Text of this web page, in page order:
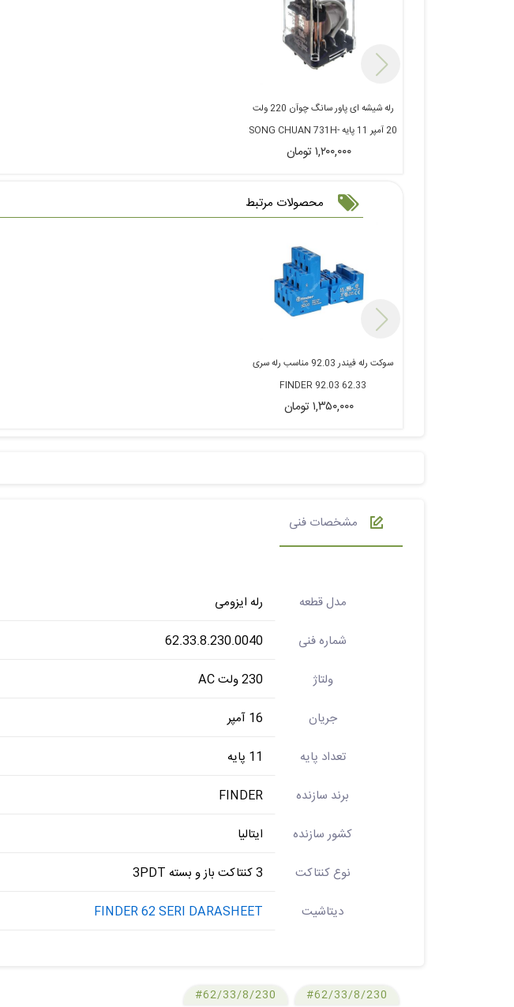
رله شیشه ای پاور سانگ چوآن 220 ولت
20 آمپر 11 پایه SONG CHUAN 731H-
TPDT-C
۱,۲۰۰,۰۰۰ تومان
محصولات مرتبط
سوکت رله فیندر 92.03 مناسب رله سری
62.33 FINDER 92.03
۱,۳۵۰,۰۰۰ تومان
مشخصات فنی
مدل قطعه
رله ایزومی
شماره فنی
62.33.8.230.0040
ولتاژ
230 ولت AC
جریان
16 آمپر
تعداد پایه
11 پایه
برند سازنده
FINDER
کشور سازنده
ایتالیا
نوع کنتاکت
3 کنتاکت باز و بسته 3PDT
دیتاشیت
FINDER 62 SERI DARASHEET
#62/33/8/230
#62/33/8/230